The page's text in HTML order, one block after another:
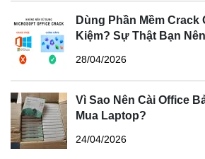
Dùng Phần Mềm
Kiệm? Sự Thật Bạn
28/04/2026
Vì Sao Nên Cài Office
Mua Laptop?
24/04/2026